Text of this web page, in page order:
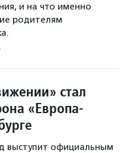
и на что именно
родителям
стал
«Европа-
выступит официальным